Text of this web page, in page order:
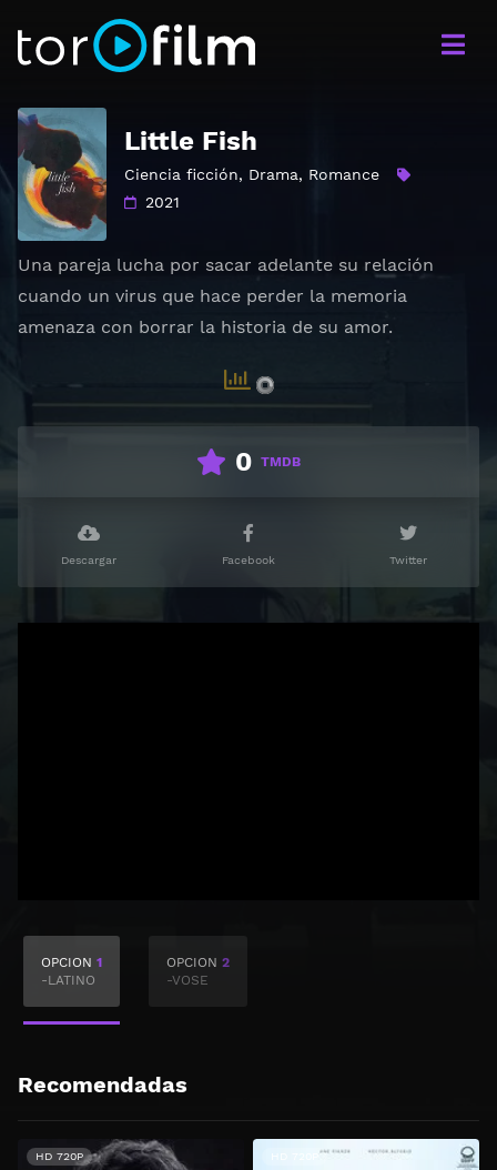
Little Fish
Ciencia ficción, Drama, Romance
2021
Una pareja lucha por sacar adelante su relación
cuando un virus que hace perder la memoria
amenaza con borrar la historia de su amor.
0 TMDB
Descargar Facebook Twitter
OPCION 1
-LATINO
OPCION 2
-VOSE
Recomendadas
HD 720P